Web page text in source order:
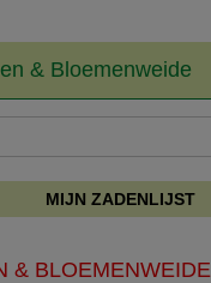
& Bloemenweide
MIJN ZADENLIJST
& BLOEMENWEIDE